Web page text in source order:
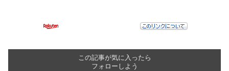
この記事が気に入ったら
フォローしよう